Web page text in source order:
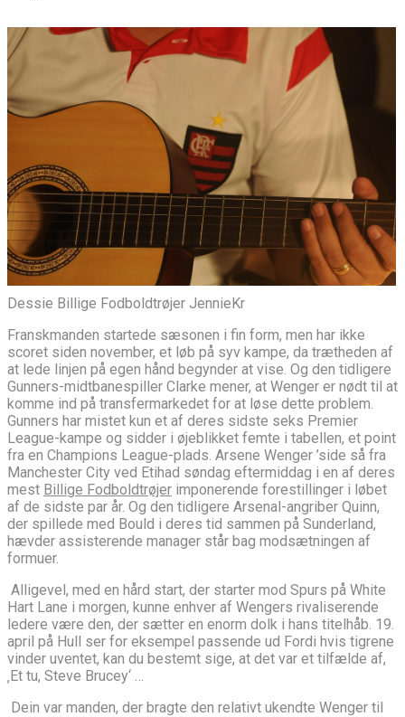
Dessie Billige Fodboldtrøjer JennieKr
Franskmanden startede sæsonen i fin form, men har ikke
scoret siden november, et løb på syv kampe, da trætheden af ​​
at lede linjen på egen hånd begynder at vise. Og den tidligere
Gunners-midtbanespiller Clarke mener, at Wenger er nødt til at
komme ind på transfermarkedet for at løse dette problem.
Gunners har mistet kun et af deres sidste seks Premier
League-kampe og sidder i øjeblikket femte i tabellen, et point
fra en Champions League-plads. Arsene Wenger ’side så fra
Manchester City ved Etihad søndag eftermiddag i en af ​​deres
mest Billige Fodboldtrøjer imponerende forestillinger i løbet
af de sidste par år. Og den tidligere Arsenal-angriber Quinn,
der spillede med Bould i deres tid sammen på Sunderland,
hævder assisterende manager står bag modsætningen af ​​
formuer.
Alligevel, med en hård start, der starter mod Spurs på White
Hart Lane i morgen, kunne enhver af Wengers rivaliserende
ledere være den, der sætter en enorm dolk i hans titelhåb. 19.
april på Hull ser for eksempel passende ud Fordi hvis tigrene
vinder uventet, kan du bestemt sige, at det var et tilfælde af,
‚Et tu, Steve Brucey‘ …
Dein var manden, der bragte den relativt ukendte Wenger til